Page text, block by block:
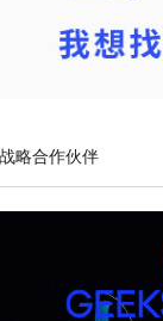
略合作伙伴